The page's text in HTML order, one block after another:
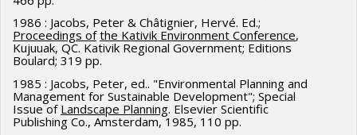
2000 - Dugas, Pierre ; Autonomie régionale et
interdépendance Viable d’une communauté à vocation
forestière. Co-directeur : Prof. Pierre Dansereau
2000 - Khoury, Zaki ; Collaborative Strategies for Managing
Valued Natural Environnements within the Urban Fabric
Co-chercheurs : Scott Heyes, professeur, University of
Melbourne, Australia
1986 : Jacobs, Peter & Châtignier, Hervé. Ed.;
Proceedings of the Kativik Environment Conference,
Kujuuak, QC. Kativik Regional Government; Editions
Boulard; 319 pp.
1985 : Jacobs, Peter, ed.. "Environmental Planning and
Management for Sustainable Development"; Special
Issue of Landscape Planning. Elsevier Scientific
Publishing Co., Amsterdam, 1985, 110 pp.